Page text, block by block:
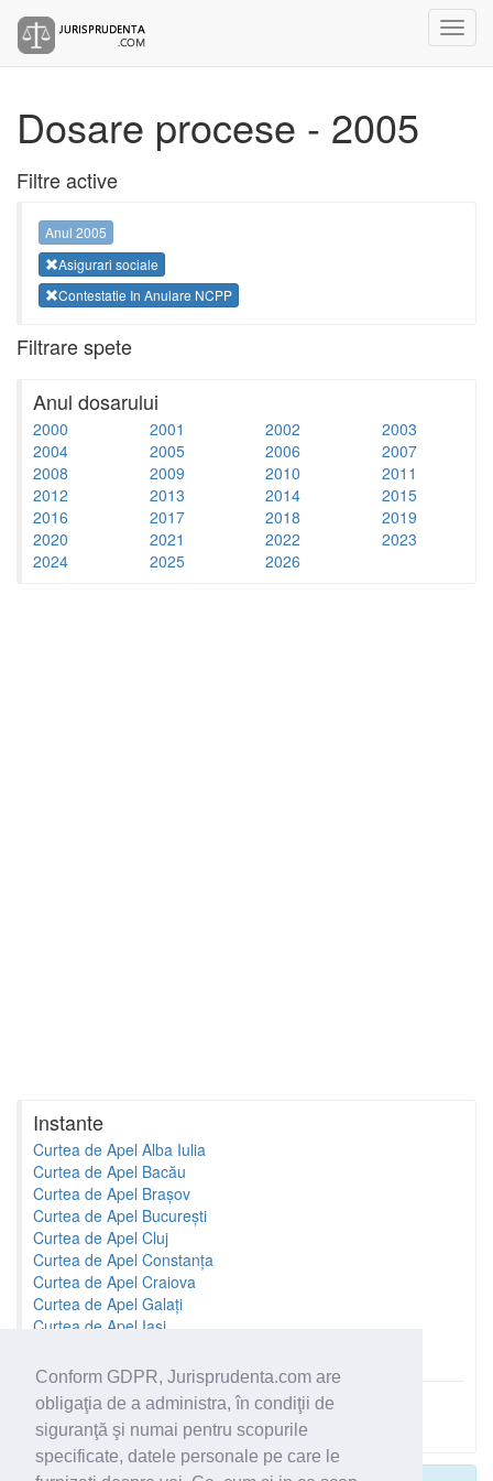
Conform GDPR, Jurisprudenta.com are
obligaţia de a administra, în condiţii de
siguranţă şi numai pentru scopurile
specificate, datele personale pe care le
Dosare procese - 2005
Filtre active
Anul 2005
Asigurari sociale
Contestatie In Anulare NCPP
Filtrare spete
Anul dosarului
2000 2001 2002
2003
2004
2005 2006
2007
2008
2009 2010
2011
2012
2013 2014
2015
2016
2017 2018
2019
2020
2021 2022
2023
2024
2025 2026
Instante
Curtea de Apel Alba Iulia
Curtea de Apel Bacău
Curtea de Apel Brașov
Curtea de Apel București
Curtea de Apel Cluj
Curtea de Apel Constanța
Curtea de Apel Craiova
Curtea de Apel Galați
Curtea de Apel Iași
Toate instantele